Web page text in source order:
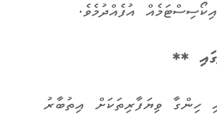
އުފެއްދުމެވެ.
**
ހިންގާ ވިޔަފާރިތަކަށް އިތުބާރު